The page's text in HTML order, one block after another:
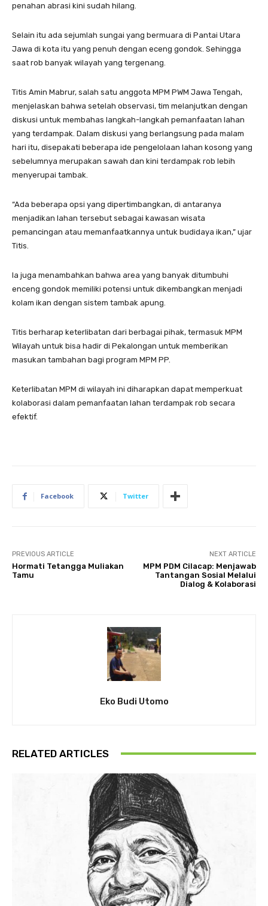
penahan abrasi kini sudah hilang.
Selain itu ada sejumlah sungai yang bermuara di Pantai Utara
Jawa di kota itu yang penuh dengan eceng gondok. Sehingga
saat rob banyak wilayah yang tergenang.
Titis Amin Mabrur, salah satu anggota MPM PWM Jawa Tengah,
menjelaskan bahwa setelah observasi, tim melanjutkan dengan
diskusi untuk membahas langkah-langkah pemanfaatan lahan
yang terdampak. Dalam diskusi yang berlangsung pada malam
hari itu, disepakati beberapa ide pengelolaan lahan kosong yang
sebelumnya merupakan sawah dan kini terdampak rob lebih
menyerupai tambak.
“Ada beberapa opsi yang dipertimbangkan, di antaranya
menjadikan lahan tersebut sebagai kawasan wisata
pemancingan atau memanfaatkannya untuk budidaya ikan,” ujar
Titis.
Ia juga menambahkan bahwa area yang banyak ditumbuhi
enceng gondok memiliki potensi untuk dikembangkan menjadi
kolam ikan dengan sistem tambak apung.
Titis berharap keterlibatan dari berbagai pihak, termasuk MPM
Wilayah untuk bisa hadir di Pekalongan untuk memberikan
masukan tambahan bagi program MPM PP.
Keterlibatan MPM di wilayah ini diharapkan dapat memperkuat
kolaborasi dalam pemanfaatan lahan terdampak rob secara
efektif.
Facebook Twitter
PREVIOUS ARTICLE
Hormati Tetangga Muliakan
Tamu
NEXT ARTICLE
MPM PDM Cilacap: Menjawab
Tantangan Sosial Melalui
Dialog & Kolaborasi
Eko Budi Utomo
RELATED ARTICLES